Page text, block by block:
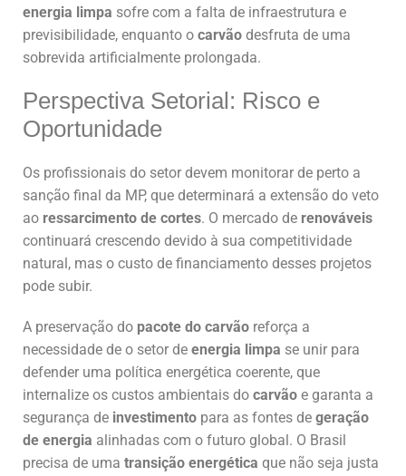
energia limpa sofre com a falta de infraestrutura e
previsibilidade, enquanto o carvão desfruta de uma
sobrevida artificialmente prolongada.
Perspectiva Setorial: Risco e
Oportunidade
Os profissionais do setor devem monitorar de perto a
sanção final da MP, que determinará a extensão do veto
ao ressarcimento de cortes. O mercado de renováveis
continuará crescendo devido à sua competitividade
natural, mas o custo de financiamento desses projetos
pode subir.
A preservação do pacote do carvão reforça a
necessidade de o setor de energia limpa se unir para
defender uma política energética coerente, que
internalize os custos ambientais do carvão e garanta a
segurança de investimento para as fontes de geração
de energia alinhadas com o futuro global. O Brasil
precisa de uma transição energética que não seja justa